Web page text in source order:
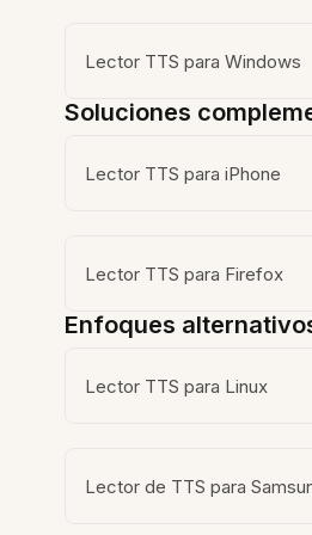
Lector TTS para Windows
Soluciones
Lector TTS para iPhone
Lector TTS para Firefox
Enfoques
Lector TTS para Linux
Lector de TTS para